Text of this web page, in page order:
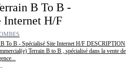
B To B -
Internet H/F
To B - Spécialisé Site Internet H/F DESCRIPTION
Terrain B to B , spécialisé dans la vente de